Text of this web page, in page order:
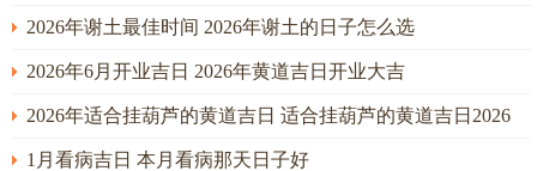
生人天生带有一股不服输的劲头与敏锐洞察力，然童年压力
感或强于同龄人父母管教宜刚柔并济；七杀亦主事业闯劲，
父母中必有一人行事果决，能在压力中开拓局面，酉金为丁
2026年谢土最佳时间 2026年谢土的日子怎么选
2026年6月开业吉日 2026年黄道吉日开业大吉
2026年适合挂葫芦的黄道吉日 适合挂葫芦的黄道吉日2026
1月看病吉日 本月看病那天日子好